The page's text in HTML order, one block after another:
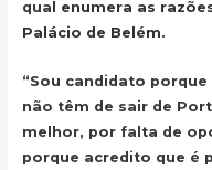
qual enumera as
Palácio de Belém.
“Sou candidato
não têm de sair de
melhor, por falta de
porque acredito que é